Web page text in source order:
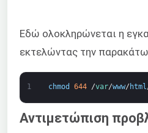
Εδώ ολοκληρώνεται η
εκτελώντας την
1 chmod 644 /var/www/ html
Αντιμετώπιση